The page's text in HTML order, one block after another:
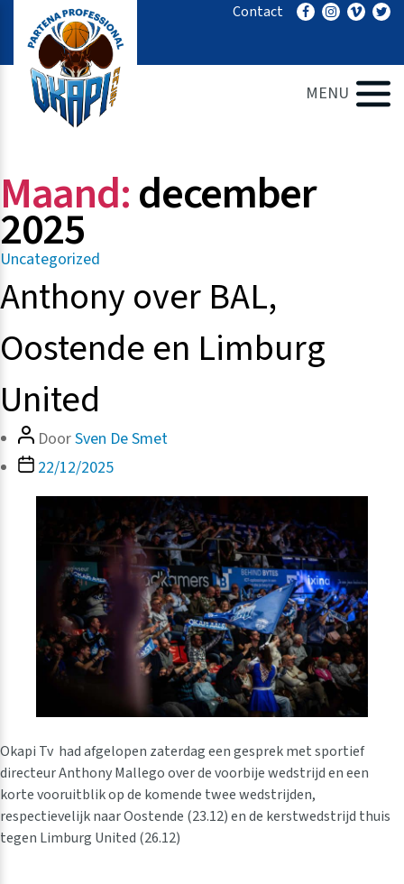
inhoud
Contact
MENU
Maand:december
2025
Categorieën
Uncategorized
Anthony over BAL,
Oostende en Limburg
United
Bericht
auteur
DoorSven De Smet
Berichtdatum
22/12/2025
Okapi Tv had afgelopen zaterdag een gesprek met sportief
directeur Anthony Mallego over de voorbije wedstrijd en een
korte vooruitblik op de komende twee wedstrijden,
respectievelijk naar Oostende (23.12) en de kerstwedstrijd thuis
tegen Limburg United (26.12)